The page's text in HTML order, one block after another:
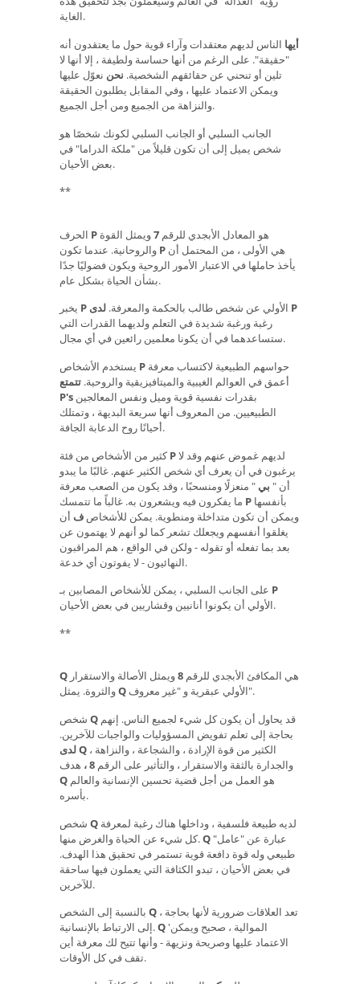
الغاية.
أيها الناس لديهم معتقدات وآراء قوية حول ما يعتقدون أنه
"حقيقة". على الرغم من أنها حساسة ولطيفة ، إلا أنها لا
تلين أو تنحني عن حقائقهم الشخصية. نحن نعوّل عليها
ويمكن الاعتماد عليها ، وفي المقابل يطلبون الحقيقة
والنزاهة من الجميع ومن أجل الجميع.
الجانب السلبي أو الجانب السلبي لكونك شخصًا هو
شخص يميل إلى أن تكون قليلاً من "ملكة الدراما" في
بعض الأحيان.
**
P هو المعادل الأبجدي للرقم 7ويمثل القوة
P
يأخذ حاملها في الاعتبار الأمور الروحية ويكون فضوليًا جدًا
بشأن الحياة بشكل عام.
P الأولي عن شخص طالب بالحكمة والمعرفة. لدى P
رغبة ورغبة شديدة في التعلم ولديهما القدرات التي
ستساعدهما في أن يكونا معلمين رائعين في أي مجال.
P
أعمق في العوالم الغيبية والميتافيزيقية والروحية. تتمتع
P's
الطبيعيين. من المعروف أنها سريعة البديهة ، وتمتلك
أحيانًا روح الدعابة الجافة.
كثير من الأشخاص من فئةP
يرغبون في أن يعرف أي شخص الكثير عنهم. غالبًا ما يبدو
أن " بي " منعزلًا ومنسحبًا ، وقد يكون من الصعب معرفة
P
ويمكن أن تكون متداخلة ومنطوية. يمكن للأشخاص ف أن
يغلقوا أنفسهم ويجعلك تشعر كما لو أنهم لا يهتمون عن
بعد بما تفعله أو تقوله - ولكن في الواقع ، هم المراقبون
النهائيون - لا يفوتون أي خدعة.
P
الأولي أن يكونوا أنانيين وقشاريين في بعض الأحيان.
**
Q هي المكافئ الأبجدي للرقم 8ويمثل الأصالة والاستقرار
Q
الأولي عبقرية و "غير معروف".
Q
بحاجة إلى تعلم تفويض المسؤوليات والواجبات للآخرين.
لدى Q
والجدارة بالثقة والاستقرار ، والتأثير على الرقم 8 ،
هدف
Q
بأسره.
Q
كل شيء عن الحياة والغرض منها.Q
طبيعي وله قوة دافعة قوية تستمر في تحقيق هذا الهدف.
في بعض الأحيان ، تبدو الكثافة التي يعملون فيها ساحقة
للآخرين.
Q ، تعد العلاقات ضرورية لأنها بحاجة
إلى الارتباط بالإنسانية.Q 'الموالية ، صحيح ويمكن
الاعتماد عليها وصريحة ونزيهة - وأنها تتيح لك معرفة أين
تقف في كل الأوقات.